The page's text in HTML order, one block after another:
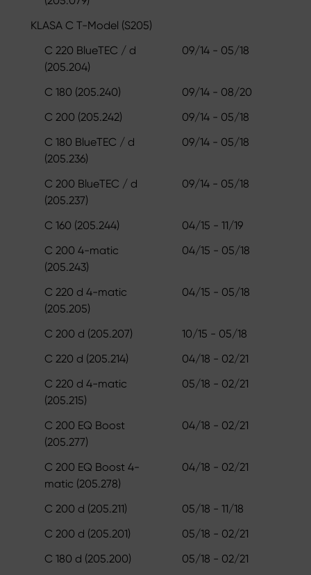
KLASA C T-Model (S205)
C 220 BlueTEC / d
(205.204)
09/14 - 05/18
C 180 (205.240)
09/14 - 08/20
C 200 (205.242)
09/14 - 05/18
C 180 BlueTEC / d
(205.236)
09/14 - 05/18
C 200 BlueTEC / d
(205.237)
09/14 - 05/18
C 160 (205.244)
04/15 - 11/19
C 200 4-matic
(205.243)
04/15 - 05/18
C 220 d 4-matic
(205.205)
04/15 - 05/18
C 200 d (205.207)
10/15 - 05/18
C 220 d (205.214)
04/18 - 02/21
C 220 d 4-matic
(205.215)
05/18 - 02/21
C 200 EQ Boost
(205.277)
04/18 - 02/21
C 200 EQ Boost 4-
matic (205.278)
04/18 - 02/21
C 200 d (205.211)
05/18 - 11/18
C 200 d (205.201)
05/18 - 02/21
C 180 d (205.200)
05/18 - 02/21